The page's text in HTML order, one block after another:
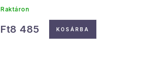
Raktáron
Ft8 485 KOSÁRBA